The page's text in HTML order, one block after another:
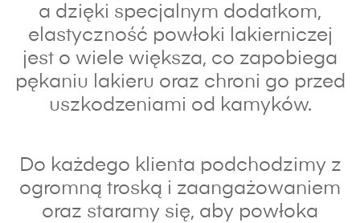
a dzięki specjalnym dodatkom,
elastyczność powłoki lakierniczej
jest o wiele większa, co zapobiega
pękaniu lakieru oraz chroni go przed
uszkodzeniami od kamyków.
Do każdego klienta podchodzimy z
ogromną troską i zaangażowaniem
oraz staramy się, aby powłoka